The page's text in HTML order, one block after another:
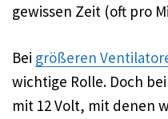
gewissen Zeit (oft pro
Bei größeren
wichtige Rolle. Doch
mit 12 Volt, mit denen